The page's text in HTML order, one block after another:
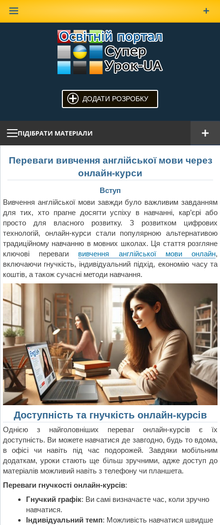
ДОДАТИ РОЗРОБКУ
ПІДІБРАТИ МАТЕРІАЛИ
Переваги вивчення англійської мови через
онлайн-курси
Вступ
Вивчення англійської мови завжди було важливим завданням
для тих, хто прагне досягти успіху в навчанні, кар’єрі або
просто для власного розвитку. З розвитком цифрових
технологій, онлайн-курси стали популярною альтернативою
традиційному навчанню в мовних школах. Ця стаття розгляне
ключові переваги вивчення англійської мови онлайн,
включаючи гнучкість, індивідуальний підхід, економію часу та
коштів, а також сучасні методи навчання.
Доступність та гнучкість онлайн-курсів
Однією з найголовніших переваг онлайн-курсів є їх
доступність. Ви можете навчатися де завгодно, будь то вдома,
в офісі чи навіть під час подорожей. Завдяки мобільним
додаткам, уроки стають ще більш зручними, адже доступ до
матеріалів можливий навіть з телефону чи планшета.
Переваги гнучкості онлайн-курсів:
Гнучкий графік: Ви самі визначаєте час, коли зручно
навчатися.
Індивідуальний темп: Можливість навчатися швидше